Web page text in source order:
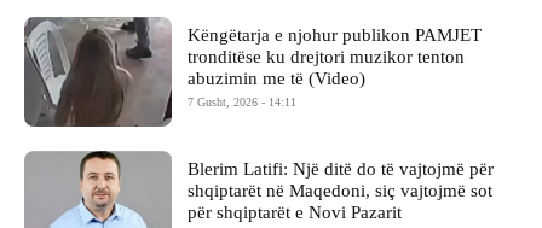
Këngëtarja e njohur publikon PAMJET
tronditëse ku drejtori muzikor tenton
abuzimin me të (Video)
7 Gusht, 2026 - 14:11
Blerim Latifi: Një ditë do të vajtojmë për
shqiptarët në Maqedoni, siç vajtojmë sot
për shqiptarët e Novi Pazarit